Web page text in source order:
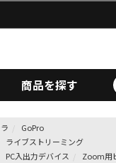
商品を探す
GoPro
ライブストリーミング
PC入出力デバイス Zoom用